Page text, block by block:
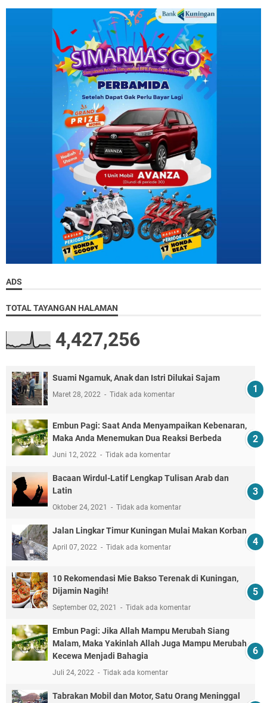
ADS
TOTAL TAYANGAN HALAMAN
4,427,256
Suami Ngamuk, Anak dan Istri Dilukai Sajam
Maret 28, 2022 Tidak ada komentar
Embun Pagi: Saat Anda Menyampaikan Kebenaran,
Maka Anda Menemukan Dua Reaksi Berbeda
Juni 12, 2022 Tidak ada komentar
Bacaan Wirdul-Latif Lengkap Tulisan Arab dan
Latin
Oktober 24, 2021 Tidak ada komentar
Jalan Lingkar Timur Kuningan Mulai Makan Korban
April 07, 2022 Tidak ada komentar
10 Rekomendasi Mie Bakso Terenak di Kuningan,
Dijamin Nagih!
September 02, 2021 Tidak ada komentar
Embun Pagi: Jika Allah Mampu Merubah Siang
Malam, Maka Yakinlah Allah Juga Mampu Merubah
Kecewa Menjadi Bahagia
Juli 24, 2022 Tidak ada komentar
Tabrakan Mobil dan Motor, Satu Orang Meninggal